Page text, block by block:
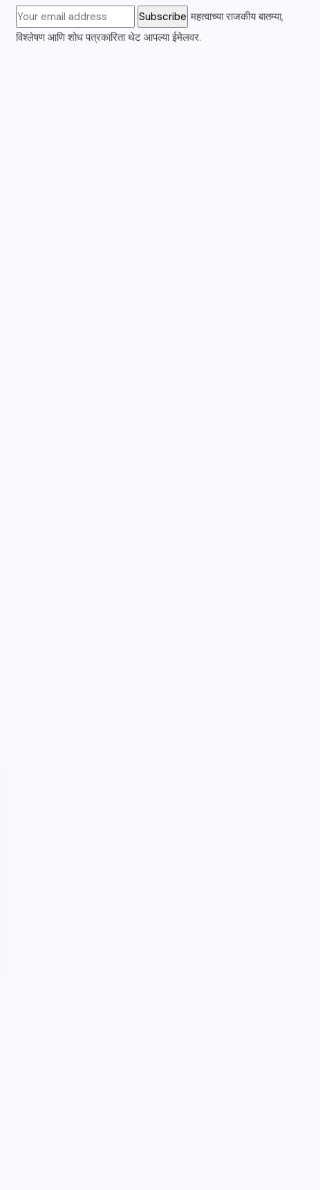
महत्वाच्या राजकीय बातम्या,
विश्लेषण आणि शोध पत्रकारिता थेट आपल्या ईमेलवर.